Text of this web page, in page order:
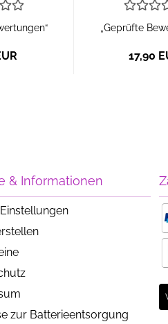
„Geprüfte
17,90
& Informationen
zur Batterieentsorgung